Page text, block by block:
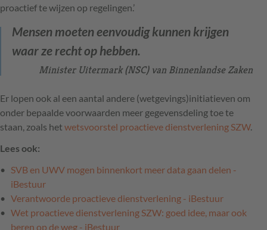
proactief te wijzen op regelingen.’
Mensen moeten eenvoudig kunnen krijgen
waar ze recht op hebben.
Minister Uitermark (NSC) van Binnenlandse Zaken
Er lopen ook al een aantal andere (wetgevings)initiatieven om
onder bepaalde voorwaarden meer gegevensdeling toe te
staan, zoals het wetsvoorstel proactieve dienstverlening SZW.
Lees ook:
SVB en UWV mogen binnenkort meer data gaan delen -
iBestuur
Verantwoorde proactieve dienstverlening - iBestuur
Wet proactieve dienstverlening SZW: goed idee, maar ook
beren op de weg - iBestuur